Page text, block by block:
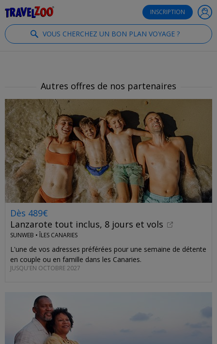
INSCRIPTION
VOUS CHERCHEZ UN BON PLAN VOYAGE ?
Autres offres de nos partenaires
Dès 489€
Lanzarote tout inclus, 8 jours et vols
SUNWEB •ÎLES CANARIES
L'une de vos adresses préférées pour une semaine de détente
en couple ou en famille dans les Canaries.
JUSQU'EN OCTOBRE 2027